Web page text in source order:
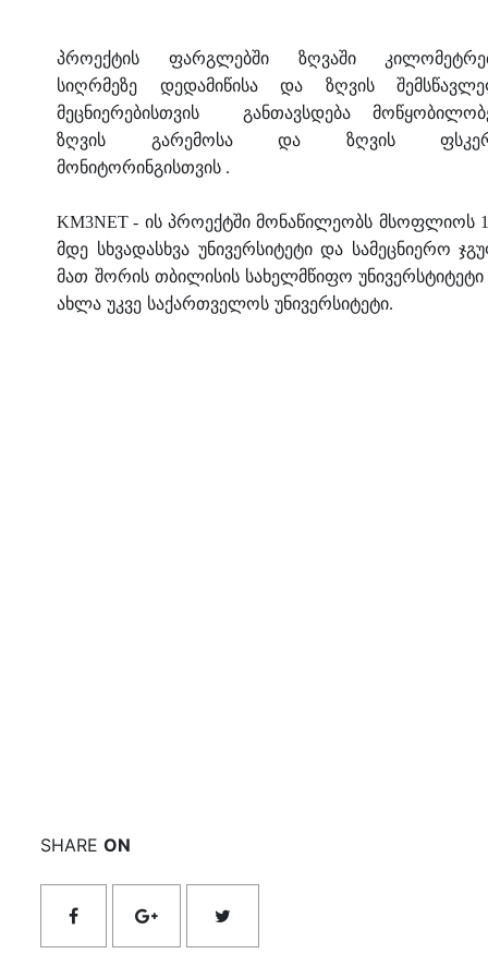
პროექტის ფარგლებში ზღვაში
სიღრმეზე
დედამიწისა და ზღვის
მეცნიერებისთვის
განთავსდება
ზღვის
გარემოსა და ზღვის
მონიტორინგისთვის .
KM3NET - ის პროექტში მონაწილეობს მსოფლიოს
მდე სხვადასხვა უნივერსიტეტი და სამეცნიერო
მათ შორის თბილისის სახელმწიფო უნივერსტიტეტი
ახლა უკვე საქართველოს უნივერსიტეტი.
SHAREON